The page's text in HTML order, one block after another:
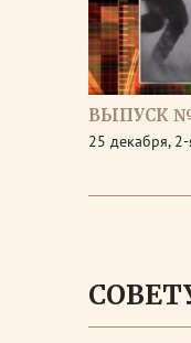
ВЫПУСК
25 декабря, 2-